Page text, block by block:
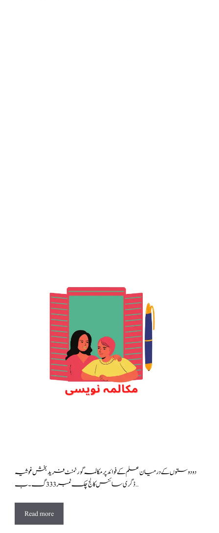
دو دوستوں کے درمیان علم کے فوائد پر مکالمہ گورنمنٹ فرید بخش غوثیہ
ڈگری سائنس کالج چک نمبر 333 گ۔ب …
Read more